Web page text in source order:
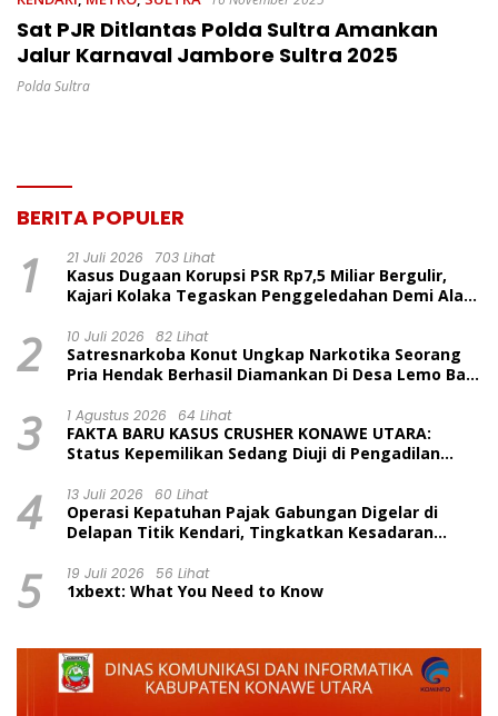
Sat PJR Ditlantas Polda Sultra Amankan
Jalur Karnaval Jambore Sultra 2025
Polda Sultra
BERITA POPULER
1 21 Juli 2026 703 Lihat
Kasus Dugaan Korupsi PSR Rp7,5 Miliar Bergulir,
Kajari Kolaka Tegaskan Penggeledahan Demi Alat
2 10 Juli 2026 82 Lihat
Satresnarkoba Konut Ungkap Narkotika Seorang
Pria Hendak Berhasil Diamankan Di Desa Lemo Bajo
3 1 Agustus 2026 64 Lihat
FAKTA BARU KASUS CRUSHER KONAWE UTARA:
Status Kepemilikan Sedang Diuji di Pengadilan
Dinilai Prematur
4 13 Juli 2026 60 Lihat
Operasi Kepatuhan Pajak Gabungan Digelar di
Delapan Titik Kendari, Tingkatkan Kesadaran
5 19 Juli 2026 56 Lihat
1xbext: What You Need to Know